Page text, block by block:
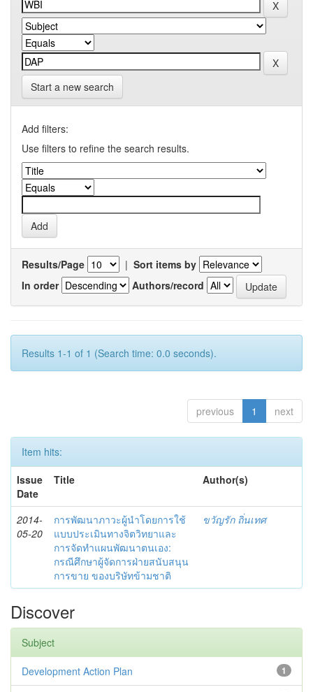
Start a new search
Add filters:
Use filters to refine the search results.
Results/Page | Sort items by
In order
Authors/record
Results 1-1 of 1 (Search time: 0.0 seconds).
previous 1 next
Item hits:
Issue
Date
Title Author(s)
2014-
05-20
การพัฒนาภาวะผู้นำโดยการใช้
แบบประเมินทางจิตวิทยาและ
การจัดทำแผนพัฒนาตนเอง:
กรณีศึกษาผู้จัดการฝ่ายสนับสนุน
การขาย ของบริษัทข้ามชาติ
ขวัญรัก ถิ่นเทศ
Discover
Subject
1
Development Action Plan